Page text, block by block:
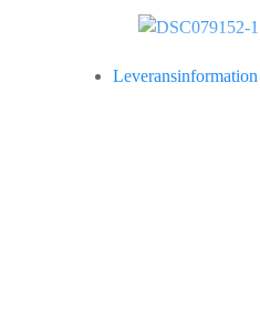
Leveransinformation